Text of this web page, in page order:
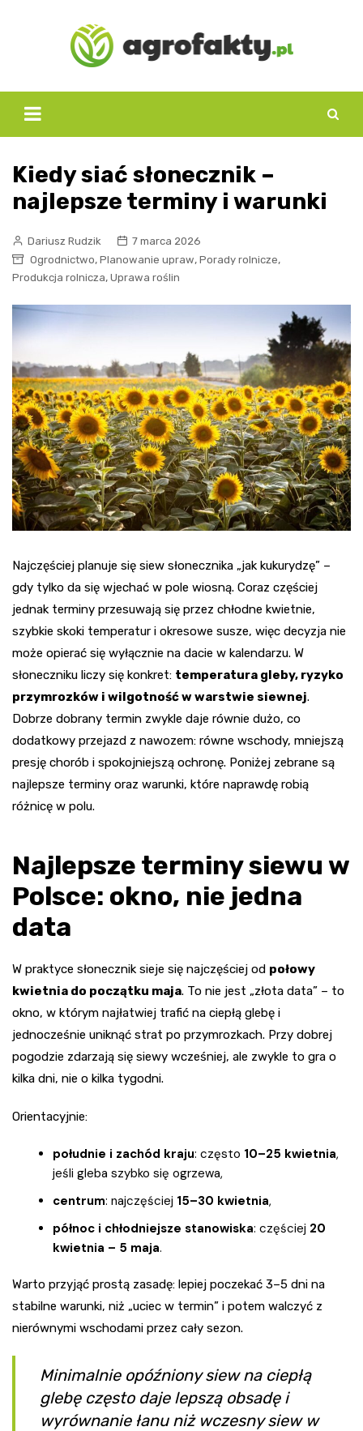
Kiedy siać słonecznik –
najlepsze terminy i warunki
Dariusz Rudzik
7 marca 2026
Ogrodnictwo, Planowanie upraw, Porady rolnicze,
Produkcja rolnicza, Uprawa roślin
Najczęściej planuje się siew słonecznika „jak kukurydzę” –
gdy tylko da się wjechać w pole wiosną. Coraz częściej
jednak terminy przesuwają się przez chłodne kwietnie,
szybkie skoki temperatur i okresowe susze, więc decyzja nie
może opierać się wyłącznie na dacie w kalendarzu. W
słoneczniku liczy się konkret: temperatura gleby, ryzyko
przymrozków i wilgotność w warstwie siewnej.
Dobrze dobrany termin zwykle daje równie dużo, co
dodatkowy przejazd z nawozem: równe wschody, mniejszą
presję chorób i spokojniejszą ochronę. Poniżej zebrane są
najlepsze terminy oraz warunki, które naprawdę robią
różnicę w polu.
Najlepsze terminy siewu w
Polsce: okno, nie jedna
data
W praktyce słonecznik sieje się najczęściej od połowy
kwietnia do początku maja. To nie jest „złota data” – to
okno, w którym najłatwiej trafić na ciepłą glebę i
jednocześnie uniknąć strat po przymrozkach. Przy dobrej
pogodzie zdarzają się siewy wcześniej, ale zwykle to gra o
kilka dni, nie o kilka tygodni.
Orientacyjnie:
południe i zachód kraju: często 10–25 kwietnia,
jeśli gleba szybko się ogrzewa,
centrum: najczęściej 15–30 kwietnia,
północ i chłodniejsze stanowiska: częściej 20
kwietnia – 5 maja.
Warto przyjąć prostą zasadę: lepiej poczekać 3–5 dni na
stabilne warunki, niż „uciec w termin” i potem walczyć z
nierównymi wschodami przez cały sezon.
Minimalnie opóźniony siew na ciepłą
glebę często daje lepszą obsadę i
wyrównanie łanu niż wczesny siew w